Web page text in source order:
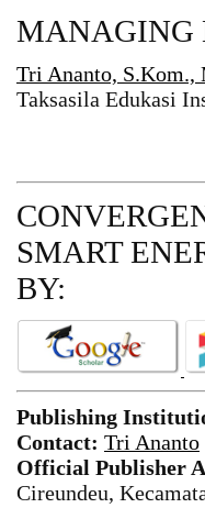
MANAGING
Tri Ananto, S.Kom.,
Taksasila Edukasi
SMART
BY:
Publishing
Contact: Tri Ananto
Official Publisher
Cireundeu,